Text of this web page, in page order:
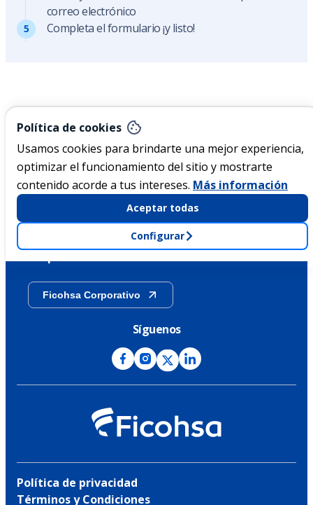
correo electrónico
Completa el formulario ¡y listo!
Política de cookies
Usamos cookies para brindarte una mejor experiencia,
optimizar el funcionamiento del sitio y mostrarte
contenido acorde a tus intereses. Más información
Aceptar todas
Configurar
Nicaragua
Acerca de Ficohsa
Sostenibilidad
Ficohsa Corporativo
Síguenos
Política de privacidad
Términos y Condiciones